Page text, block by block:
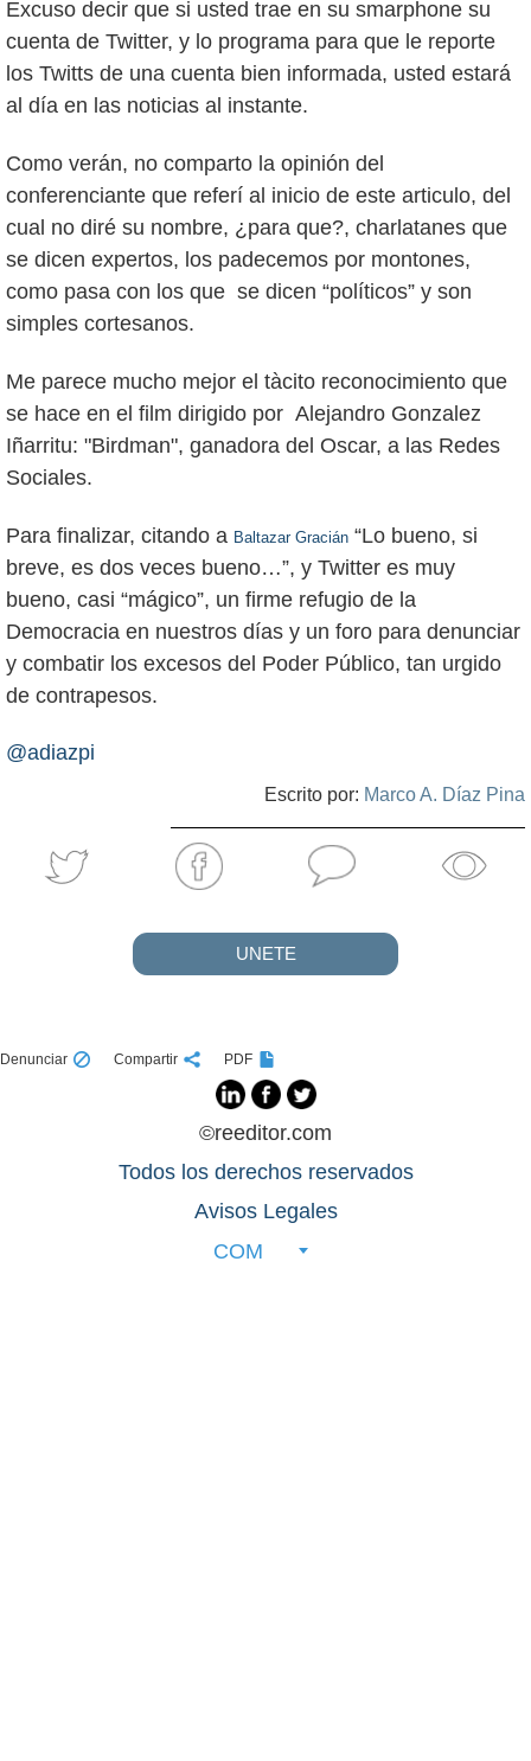
Excuso decir que si usted trae en su smarphone su
cuenta de Twitter, y lo programa para que le reporte
los Twitts de una cuenta bien informada, usted estará
al día en las noticias al instante.
Como verán, no comparto la opinión del
conferenciante que referí al inicio de este articulo, del
cual no diré su nombre, ¿para que?, charlatanes que
se dicen expertos, los padecemos por montones,
como pasa con los que se dicen “políticos” y son
simples cortesanos.
Me parece mucho mejor el tàcito reconocimiento que
se hace en el film dirigido por Alejandro Gonzalez
Iñarritu: "Birdman", ganadora del Oscar, a las Redes
Sociales.
Para finalizar, citando a Baltazar Gracián “Lo bueno, si
breve, es dos veces bueno…”, y Twitter es muy
bueno, casi “mágico”, un firme refugio de la
Democracia en nuestros días y un foro para denunciar
y combatir los excesos del Poder Público, tan urgido
de contrapesos.
@adiazpi
Escrito por: Marco A. Díaz Pina
UNETE
Denunciar Compartir PDF
©reeditor.com
Todos los derechos reservados
Avisos Legales